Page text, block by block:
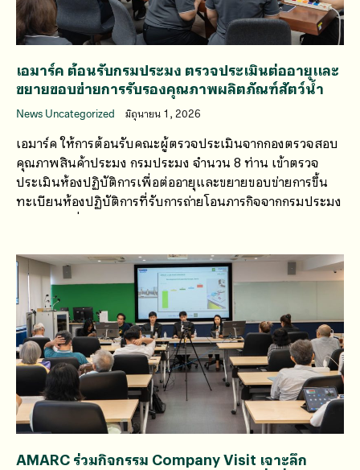
เอมาร์ค ต้อนรับกรมประมง ตรวจประเมินต่ออายุและ
ขยายขอบข่ายการรับรองคุณภาพผลิตภัณฑ์สัตว์น้ำ
News Uncategorized มิถุนายน 1, 2026
เอมาร์ค ให้การต้อนรับคณะผู้ตรวจประเมินจากกองตรวจสอบ
คุณภาพสินค้าประมง กรมประมง จำนวน 8 ท่าน เข้าตรวจ
ประเมินห้องปฏิบัติการเพื่อต่ออายุและขยายขอบข่ายการขึ้น
ทะเบียนห้องปฏิบัติการที่รับการถ่ายโอนภารกิจจากกรมประมง
ระหว่างวันที่ 7–8 พฤษภาคม 2569
AMARC ร่วมกิจกรรม Company Visit เจาะลึก